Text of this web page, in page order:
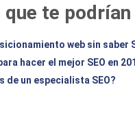
te
web sin saber
hacer el mejor SEO en
de un especialista SEO?